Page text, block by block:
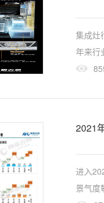
集成灶
年来行
知名度
进入
景气度